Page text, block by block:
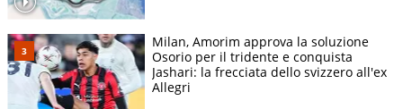
Milan, Amorim approva la soluzione
Osorio per il tridente e conquista
Jashari: la frecciata dello svizzero all'ex
Allegri